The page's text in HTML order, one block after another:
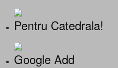
Pentru Catedrala!
Google Add